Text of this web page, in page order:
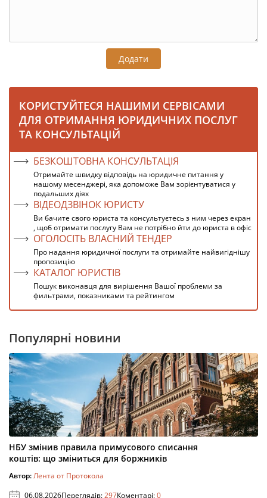
Додати
КОРИСТУЙТЕСЯ НАШИМИ СЕРВІСАМИ
ДЛЯ ОТРИМАННЯ ЮРИДИЧНИХ ПОСЛУГ
ТА КОНСУЛЬТАЦІЙ
БЕЗКОШТОВНА КОНСУЛЬТАЦІЯ
Отримайте швидку відповідь на юридичне питання у
нашому месенджері, яка допоможе Вам зорієнтуватися у
подальших діях
ВІДЕОДЗВІНОК ЮРИСТУ
Ви бачите свого юриста та консультуєтесь з ним через екран
, щоб отримати послугу Вам не потрібно йти до юриста в офіс
ОГОЛОСІТЬ ВЛАСНИЙ ТЕНДЕР
Про надання юридичної послуги та отримайте найвигіднішу
пропозицію
КАТАЛОГ ЮРИСТІВ
Пошук виконавця для вирішення Вашої проблеми за
фильтрами, показниками та рейтингом
Популярні новини
НБУ змінив правила примусового списання
коштів: що зміниться для боржників
Автор:Лента от Протокола
06.08.2026Переглядів:297Коментарі:0